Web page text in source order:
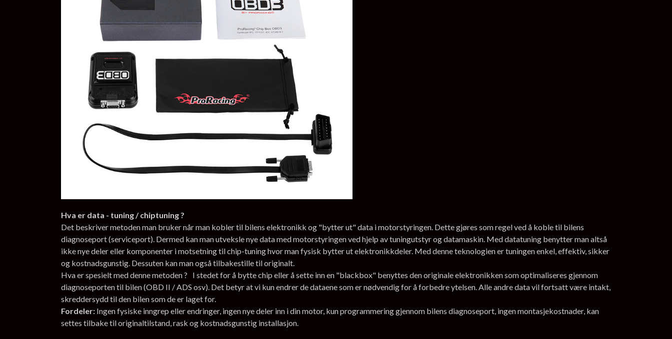
Hva er data - tuning / chiptuning ?
Det beskriver metoden man bruker når man kobler til bilens elektronikk og "bytter ut" data i motorstyringen. Dette gjøres som regel ved å koble til bilens
diagnoseport (serviceport). Dermed kan man utveksle nye data med motorstyringen ved hjelp av tuningutstyr og datamaskin. Med datatuning benytter man altså
ikke nye deler eller komponenter i motsetning til chip-tuning hvor man fysisk bytter ut elektronikkdeler. Med denne teknologien er tuningen enkel, effektiv, sikker
og kostnadsgunstig. Dessuten kan man også tilbakestille til originalt.
Hva er spesielt med denne metoden ? I stedet for å bytte chip eller å sette inn en "blackbox" benyttes den originale elektronikken som optimaliseres gjennom
diagnoseporten til bilen (OBD II / ADS osv). Det betyr at vi kun endrer de dataene som er nødvendig for å forbedre ytelsen. Alle andre data vil fortsatt være intakt,
skreddersydd til den bilen som de er laget for.
Fordeler: Ingen fysiske inngrep eller endringer, ingen nye deler inn i din motor, kun programmering gjennom bilens diagnoseport, ingen montasjekostnader, kan
settes tilbake til originaltilstand, rask og kostnadsgunstig installasjon.